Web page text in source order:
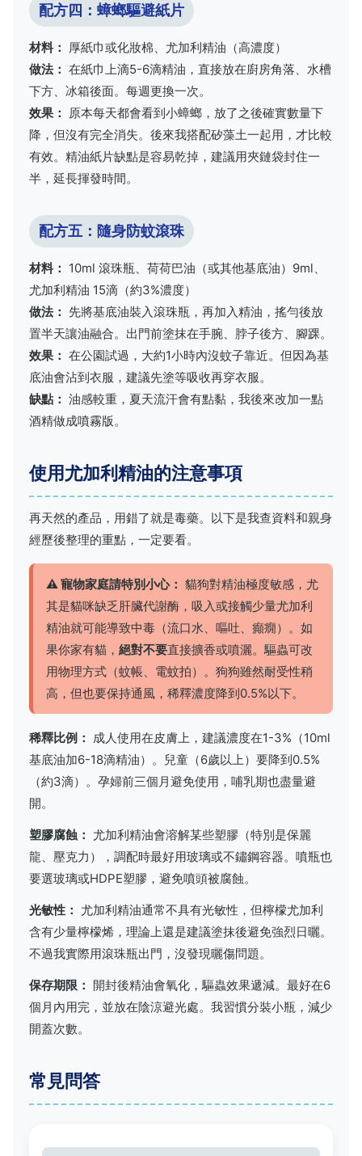
配方四：蟑螂驅避紙片
材料： 厚紙巾或化妝棉、尤加利精油（高濃度）
做法： 在紙巾上滴5-6滴精油，直接放在廚房角落、水槽
下方、冰箱後面。每週更換一次。
效果： 原本每天都會看到小蟑螂，放了之後確實數量下
降，但沒有完全消失。後來我搭配矽藻土一起用，才比較
有效。精油紙片缺點是容易乾掉，建議用夾鏈袋封住一
半，延長揮發時間。
配方五：隨身防蚊滾珠
材料： 10ml 滾珠瓶、荷荷巴油（或其他基底油）9ml、
尤加利精油 15滴（約3%濃度）
做法： 先將基底油裝入滾珠瓶，再加入精油，搖勻後放
置半天讓油融合。出門前塗抹在手腕、脖子後方、腳踝。
效果： 在公園試過，大約1小時內沒蚊子靠近。但因為基
底油會沾到衣服，建議先塗等吸收再穿衣服。
缺點： 油感較重，夏天流汗會有點黏，我後來改加一點
酒精做成噴霧版。
使用尤加利精油的注意事項
再天然的產品，用錯了就是毒藥。以下是我查資料和親身
經歷後整理的重點，一定要看。
⚠️ 寵物家庭請特別小心： 貓狗對精油極度敏感，尤
其是貓咪缺乏肝臟代謝酶，吸入或接觸少量尤加利
精油就可能導致中毒（流口水、嘔吐、癲癇）。如
果你家有貓， 絕對不要直接擴香或噴灑。驅蟲可改
用物理方式（蚊帳、電蚊拍）。狗狗雖然耐受性稍
高，但也要保持通風，稀釋濃度降到0.5%以下。
稀釋比例： 成人使用在皮膚上，建議濃度在1-3%（10ml
基底油加6-18滴精油）。兒童（6歲以上）要降到0.5%
（約3滴）。孕婦前三個月避免使用，哺乳期也盡量避
開。
塑膠腐蝕： 尤加利精油會溶解某些塑膠（特別是保麗
龍、壓克力），調配時最好用玻璃或不鏽鋼容器。噴瓶也
要選玻璃或HDPE塑膠，避免噴頭被腐蝕。
光敏性： 尤加利精油通常不具有光敏性，但檸檬尤加利
含有少量檸檬烯，理論上還是建議塗抹後避免強烈日曬。
不過我實際用滾珠瓶出門，沒發現曬傷問題。
保存期限： 開封後精油會氧化，驅蟲效果遞減。最好在6
個月內用完，並放在陰涼避光處。我習慣分裝小瓶，減少
開蓋次數。
常見問答